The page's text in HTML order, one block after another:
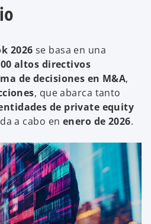
2026 se basa en una
altos directivos
de decisiones en M&A,
, que abarca tanto
de private equity
a cabo en enero de 2026.